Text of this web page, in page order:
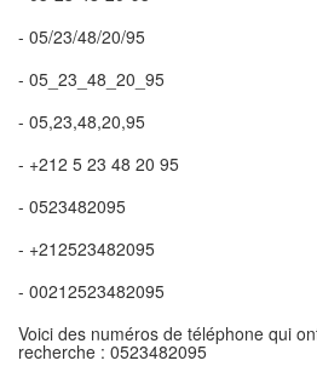
- 05/23/48/20/95
- 05_23_48_20_95
- 05,23,48,20,95
- +212 5 23 48 20 95
- 0523482095
- +212523482095
- 00212523482095
Voici des numéros de téléphone qui
recherche : 0523482095